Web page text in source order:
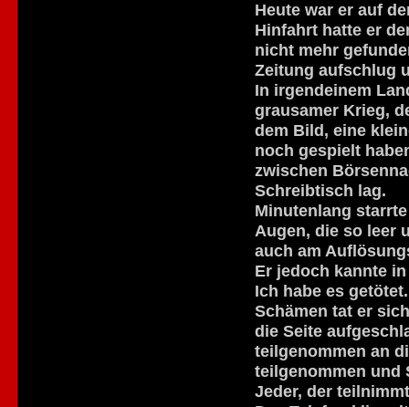
Heute war er auf
Hinfahrt hatte er
nicht mehr
Zeitung aufschlug
In irgendeinem
grausamer Krieg,
dem Bild, eine
noch gespielt
zwischen
Schreibtisch lag.
Minutenlang
Augen, die so leer
auch am
Er jedoch kannte
Ich habe es getötet.
Schämen tat er
die Seite
teilgenommen an
teilgenommen und
Jeder, der